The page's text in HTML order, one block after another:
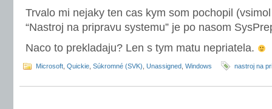
Trvalo mi nejaky ten cas kym som pochopil
“Nastroj na pripravu systemu” je po nasom
Naco to prekladaju? Len s tym matu nepriatela.
Microsoft Quickie Súkromné (SVK) Unassigned Windows nastroj na